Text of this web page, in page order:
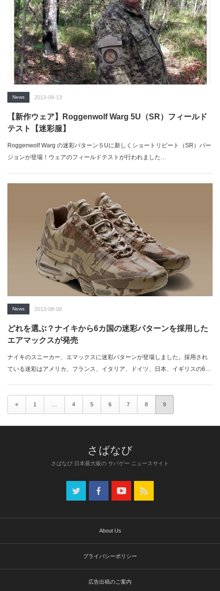
News 2013-08-13
【新作ウェア】Roggenwolf Warg 5U（SR）フィールド
テスト【迷彩服】
Roggenwolf Warg の迷彩パターン５Uに新しくショートリピート（SR）バー
ジョンが登場！ウェアのフィールドテストが行われました…
News 2013-08-08
どれを選ぶ？ナイキから6カ国の迷彩パターンを採用した
エアマックスが発売
ナイキのスニーカー、エマックスに迷彩パターンが登場しました。採用され
ている迷彩はアメリカ、フランス、イタリア、ドイツ、日本、イギリスの6カ
« 1 4 5 6 7 8 9
さばなび 日本最大級の サバゲー ニュースサイト
About Us
プライバシーポリシー
広告出稿のご案内